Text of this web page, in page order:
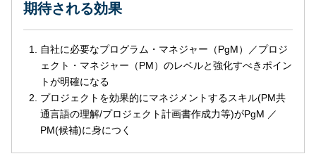
期待される効果
自社に必要なプログラム・マネジャー（PgM）／プロジ
ェクト・マネジャー（PM）のレベルと強化すべきポイン
トが明確になる
プロジェクトを効果的にマネジメントするスキル(PM共
通言語の理解/プロジェクト計画書作成力等)がPgM ／
PM(候補)に身につく